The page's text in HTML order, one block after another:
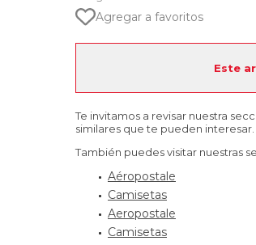
Agregar a favoritos
Este
Te invitamos a revisar nuestra
similares que te pueden interesar.
También puedes visitar nuestras
Aéropostale
Camisetas
Aeropostale
Camisetas